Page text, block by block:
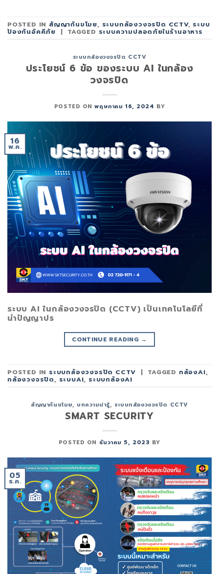
POSTED IN สัญญากันขโมย, ระบบกล้องวงจรปิด CCTV, ระบบ
ป้องกันอัคคีภัย | TAGGED ระบบความปลอดภัยในร้านอาหาร
ระบบกล้องวงจรปิด CCTV
ประโยชน์ 6 ข้อ ของระบบ AI ในกล้อง
วงจรปิด
POSTED ONพฤษภาคม 16, 2024 BY
16
พ.ค.
ระบบ AI ในกล้องวงจรปิด (CCTV) เป็นเทคโนโลยีที่
นำปัญญาปร
CONTINUE READING →
POSTED IN ระบบกล้องวงจรปิด CCTV | TAGGED กล้องAI,
กล้องวงจรปิด, ระบบAI, ระบบกล้องAI
สัญญากันขโมย, บทความน่ารู้, ระบบกล้องวงจรปิด CCTV
SMART SECURITY
POSTED ON ธันวาคม 5, 2023 BY
05
ธ.ค.